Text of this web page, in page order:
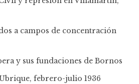
a campos de concentración
y sus fundaciones de Bornos
febrero-julio 1936